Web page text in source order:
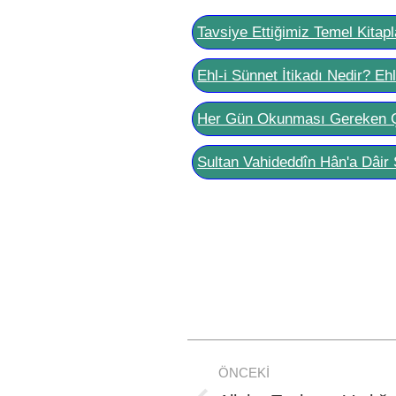
Tavsiye Ettiğimiz Temel
Ehl-i Sünnet İtikadı Nedir?
Her Gün Okunması Gereken
Sultan Vahideddîn Hân'a Dâir
Post
ÖNCEKI